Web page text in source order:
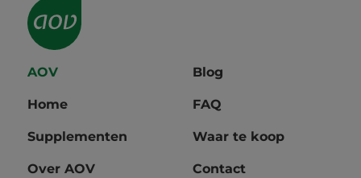
AOV
Home
Supplementen
Over AOV
Blog
FAQ
Waar te koop
Contact